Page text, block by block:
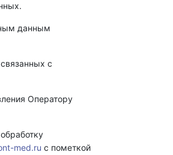
данным
с
Оператору
med.ru с пометкой